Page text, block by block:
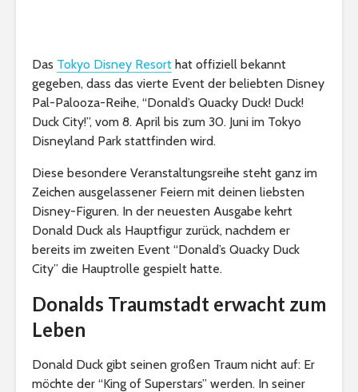
Das Tokyo Disney Resort hat offiziell bekannt
gegeben, dass das vierte Event der beliebten Disney
Pal-Palooza-Reihe, “Donald’s Quacky Duck! Duck!
Duck City!”, vom 8. April bis zum 30. Juni im Tokyo
Disneyland Park stattfinden wird.
Diese besondere Veranstaltungsreihe steht ganz im
Zeichen ausgelassener Feiern mit deinen liebsten
Disney-Figuren. In der neuesten Ausgabe kehrt
Donald Duck als Hauptfigur zurück, nachdem er
bereits im zweiten Event “Donald’s Quacky Duck
City” die Hauptrolle gespielt hatte.
Donalds Traumstadt erwacht zum
Leben
Donald Duck gibt seinen großen Traum nicht auf: Er
möchte der “King of Superstars” werden. In seiner